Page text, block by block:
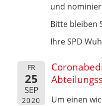
und
Bitte bleiben
Ihre SPD
FR
25
SEP
2020
Um einen